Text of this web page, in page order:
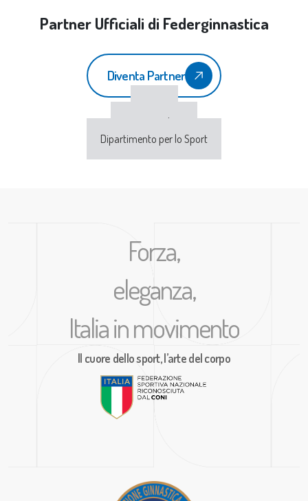
Partner Ufficiali di Federginnastica
Diventa Partner
Sport e Salute
Dipartimento per lo Sport
Forza,
eleganza,
Italia in movimento
Il cuore dello sport, l’arte del corpo